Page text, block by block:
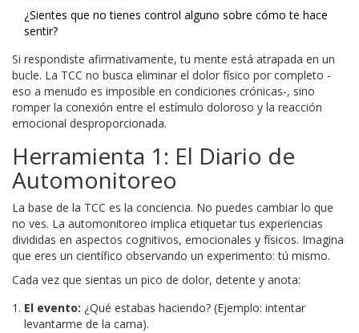
¿Sientes que no tienes control alguno sobre cómo te hace
sentir?
Si respondiste afirmativamente, tu mente está atrapada en un
bucle. La TCC no busca eliminar el dolor físico por completo -
eso a menudo es imposible en condiciones crónicas-, sino
romper la conexión entre el estímulo doloroso y la reacción
emocional desproporcionada.
Herramienta 1: El Diario de
Automonitoreo
La base de la TCC es la conciencia. No puedes cambiar lo que
no ves. La automonitoreo implica etiquetar tus experiencias
divididas en aspectos cognitivos, emocionales y físicos. Imagina
que eres un científico observando un experimento: tú mismo.
Cada vez que sientas un pico de dolor, detente y anota:
El evento: ¿Qué estabas haciendo? (Ejemplo: intentar
levantarme de la cama).